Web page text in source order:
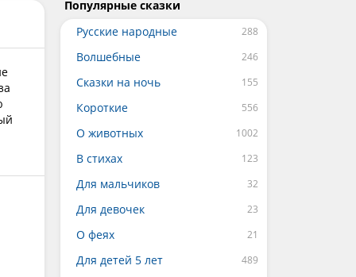
Популярные сказки
Русские народные
Волшебные
Сказки на ночь
Короткие
О животных
В стихах
Для мальчиков
Для девочек
О феях
Для детей 5 лет